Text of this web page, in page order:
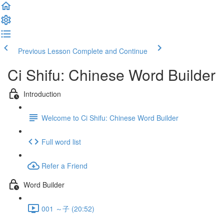
Previous Lesson Complete and Continue
Ci Shifu: Chinese Word Builder
Introduction
Welcome to Ci Shifu: Chinese Word Builder
Full word list
Refer a Friend
Word Builder
001 ～子 (20:52)